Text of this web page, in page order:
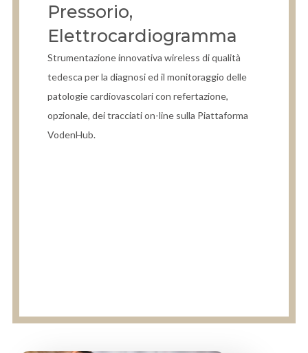
Pressorio,
Elettrocardiogramma
Strumentazione innovativa wireless di qualità
tedesca per la diagnosi ed il monitoraggio delle
patologie cardiovascolari con refertazione,
opzionale, dei tracciati on-line sulla Piattaforma
VodenHub.